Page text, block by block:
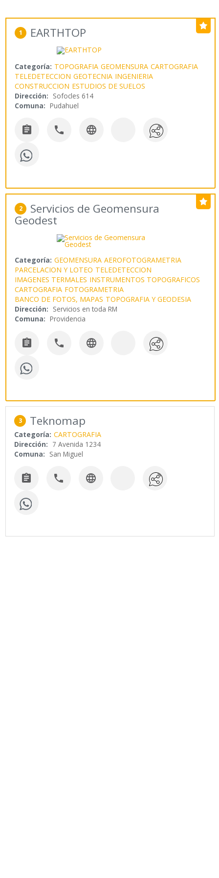
1 EARTHTOP
Categoría: TOPOGRAFIA GEOMENSURA CARTOGRAFIA
TELEDETECCION GEOTECNIA INGENIERIA
CONSTRUCCION ESTUDIOS DE SUELOS
Dirección: Sofocles 614
Comuna: Pudahuel
  
2 Servicios de Geomensura
Geodest
Categoría: GEOMENSURA AEROFOTOGRAMETRIA
PARCELACION Y LOTEO TELEDETECCION
IMAGENES TERMALES INSTRUMENTOS TOPOGRAFICOS
CARTOGRAFIA FOTOGRAMETRIA
BANCO DE FOTOS, MAPAS TOPOGRAFIA Y GEODESIA
Dirección: Servicios en toda RM
Comuna: Providencia
  
3 Teknomap
Categoría: CARTOGRAFIA
Dirección: 7 Avenida 1234
Comuna: San Miguel
  